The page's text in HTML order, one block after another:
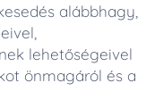
alábbhagy,
lehetőségeivel
önmagáról és a